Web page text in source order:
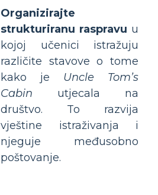
Organizirajte
strukturiranu raspravu u
kojoj učenici istražuju
različite stavove o tome
kako je Uncle Tom’s
Cabin utjecala na
društvo. To razvija
vještine istraživanja i
njeguje međusobno
poštovanje.